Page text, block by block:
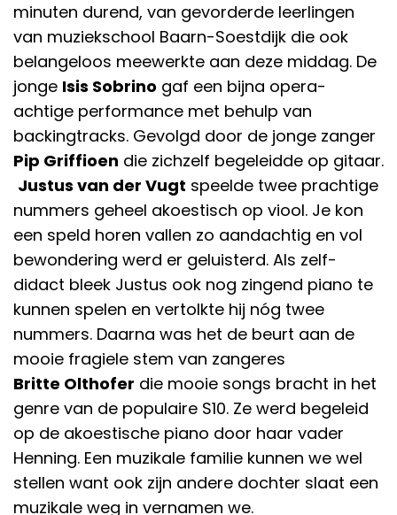
minuten durend, van gevorderde leerlingen
van muziekschool Baarn-Soestdijk die ook
belangeloos meewerkte aan deze middag. De
jonge Isis Sobrino gaf een bijna opera-
achtige performance met behulp van
backingtracks. Gevolgd door de jonge zanger
Pip Griffioen die zichzelf begeleidde op gitaar.
Justus van der Vugt speelde twee prachtige
nummers geheel akoestisch op viool. Je kon
een speld horen vallen zo aandachtig en vol
bewondering werd er geluisterd. Als zelf-
didact bleek Justus ook nog zingend piano te
kunnen spelen en vertolkte hij nóg twee
nummers. Daarna was het de beurt aan de
mooie fragiele stem van zangeres
Britte Olthofer die mooie songs bracht in het
genre van de populaire S10. Ze werd begeleid
op de akoestische piano door haar vader
Henning. Een muzikale familie kunnen we wel
stellen want ook zijn andere dochter slaat een
muzikale weg in vernamen we.